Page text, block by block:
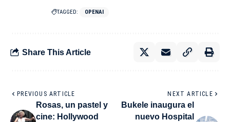
TAGGED: OPENAI
Share This Article
PREVIOUS ARTICLE
Rosas, un pastel y
cine: Hollywood
NEXT ARTICLE
Bukele inaugura el
nuevo Hospital